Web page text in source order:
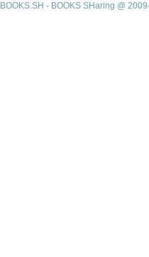
BOOKS.SH - BOOKS SHaring @